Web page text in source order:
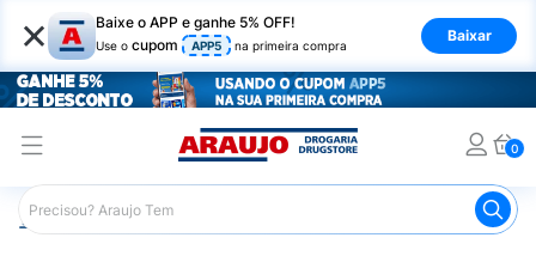
× Baixe o APP e ganhe 5% OFF!
Use o cupom APP5 na primeira compra
Baixar
0
Araujo Mercado Tablete de Chocolate